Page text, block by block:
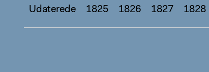
Udaterede 1825 1826 1827 1828